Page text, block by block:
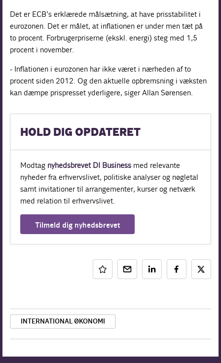
Det er ECB’s erklærede målsætning, at have prisstabilitet i
eurozonen. Det er målet, at inflationen er under men tæt på
to procent. Forbrugerpriserne (ekskl. energi) steg med 1,5
procent i november.
- Inflationen i eurozonen har ikke været i nærheden af to
procent siden 2012. Og den aktuelle opbremsning i væksten
kan dæmpe prispresset yderligere, siger Allan Sørensen.
HOLD DIG OPDATERET
Modtag nyhedsbrevet DI Business med relevante
nyheder fra erhvervslivet, politiske analyser og nøgletal
samt invitationer til arrangementer, kurser og netværk
med relation til erhvervslivet.
Tilmeld dig nyhedsbrevet
INTERNATIONAL ØKONOMI